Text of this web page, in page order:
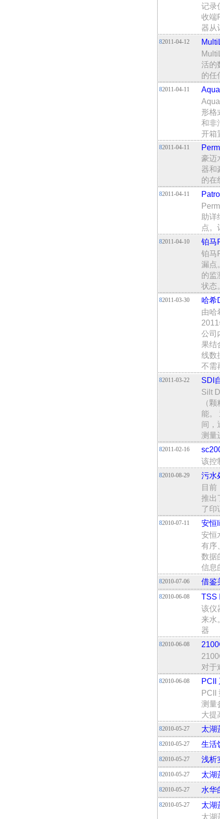
记录
收端
器从
82011-04-12
活的
的任
82011-04-11
形格
和非
开箱
82011-04-11
豪迈
器和
的在
82011-04-11
助详
点。
82011-04-10
铂马
铂马
漏点
的监
状态
82011-03-30
哈希
由哈
公司
果结
线数
不需
82011-03-22
SDI
Silt
（
能。
间，
测量
82011-02-16
该控
82010-08-29
污水
目前
推出
了印
82010-07-11
安恒
安恒
有序
数据
信息
82010-07-06 借鉴
82010-06-08
TSS
该仪
来水
器
82010-06-08
对于
82010-06-08
PCII
PCII
测量
大提
82010-05-27 太湖
82010-05-27 生活
82010-05-27 浅析
82010-05-27 太湖
82010-05-27 水华
82010-05-27
太湖
太湖